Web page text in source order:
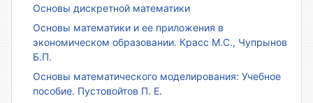
Основы дискретной математики
Основы математики и ее приложения в
экономическом образовании. Красс М.С., Чупрынов
Б.П.
Основы математического моделирования: Учебное
пособие. Пустовойтов П. Е.